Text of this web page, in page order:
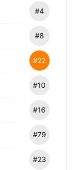
#4
#8
#22
#10
#16
#79
#23